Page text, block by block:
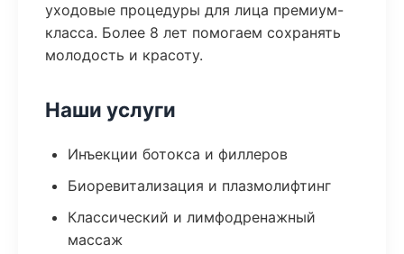
уходовые процедуры для лица премиум-
класса. Более 8 лет помогаем сохранять
молодость и красоту.
Наши услуги
Инъекции ботокса и филлеров
Биоревитализация и плазмолифтинг
Классический и лимфодренажный
массаж